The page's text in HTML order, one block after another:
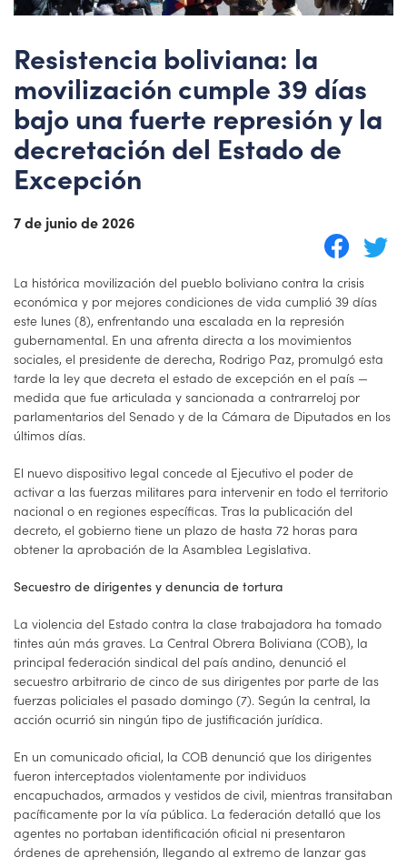
Resistencia boliviana: la
movilización cumple 39 días
bajo una fuerte represión y la
decretación del Estado de
Excepción
7 de junio de 2026
La histórica movilización del pueblo boliviano contra la crisis
económica y por mejores condiciones de vida cumplió 39 días
este lunes (8), enfrentando una escalada en la represión
gubernamental. En una afrenta directa a los movimientos
sociales, el presidente de derecha, Rodrigo Paz, promulgó esta
tarde la ley que decreta el estado de excepción en el país —
medida que fue articulada y sancionada a contrarreloj por
parlamentarios del Senado y de la Cámara de Diputados en los
últimos días.
El nuevo dispositivo legal concede al Ejecutivo el poder de
activar a las fuerzas militares para intervenir en todo el territorio
nacional o en regiones específicas. Tras la publicación del
decreto, el gobierno tiene un plazo de hasta 72 horas para
obtener la aprobación de la Asamblea Legislativa.
Secuestro de dirigentes y denuncia de tortura
La violencia del Estado contra la clase trabajadora ha tomado
tintes aún más graves. La Central Obrera Boliviana (COB), la
principal federación sindical del país andino, denunció el
secuestro arbitrario de cinco de sus dirigentes por parte de las
fuerzas policiales el pasado domingo (7). Según la central, la
acción ocurrió sin ningún tipo de justificación jurídica.
En un comunicado oficial, la COB denunció que los dirigentes
fueron interceptados violentamente por individuos
encapuchados, armados y vestidos de civil, mientras transitaban
pacíficamente por la vía pública. La federación detalló que los
agentes no portaban identificación oficial ni presentaron
órdenes de aprehensión, llegando al extremo de lanzar gas